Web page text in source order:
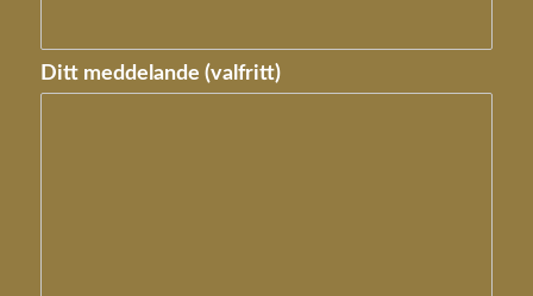
Ditt meddelande (valfritt)